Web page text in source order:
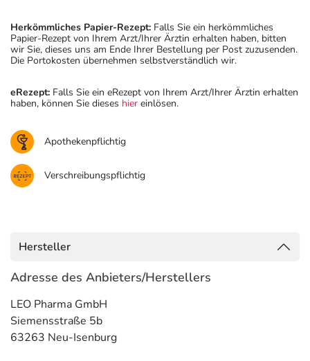
Herkömmliches Papier-Rezept: Falls Sie ein herkömmliches
Papier-Rezept von Ihrem Arzt/Ihrer Ärztin erhalten haben, bitten
wir Sie, dieses uns am Ende Ihrer Bestellung per Post zuzusenden.
Die Portokosten übernehmen selbstverständlich wir.
eRezept: Falls Sie ein eRezept von Ihrem Arzt/Ihrer Ärztin erhalten
haben, können Sie dieses hier einlösen.
Apothekenpflichtig
Verschreibungspflichtig
Hersteller
Adresse des Anbieters/Herstellers
LEO Pharma GmbH
Siemensstraße 5b
63263 Neu-Isenburg